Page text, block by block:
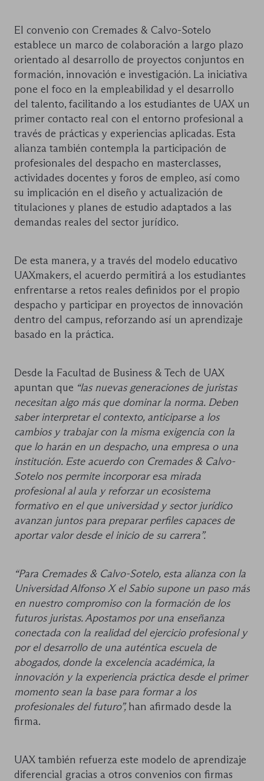
El convenio con Cremades & Calvo-Sotelo
establece un marco de colaboración a largo plazo
orientado al desarrollo de proyectos conjuntos en
formación, innovación e investigación. La iniciativa
pone el foco en la empleabilidad y el desarrollo
del talento, facilitando a los estudiantes de UAX un
primer contacto real con el entorno profesional a
través de prácticas y experiencias aplicadas. Esta
alianza también contempla la participación de
profesionales del despacho en masterclasses,
actividades docentes y foros de empleo, así como
su implicación en el diseño y actualización de
titulaciones y planes de estudio adaptados a las
demandas reales del sector jurídico.
De esta manera, y a través del modelo educativo
UAXmakers, el acuerdo permitirá a los estudiantes
enfrentarse a retos reales definidos por el propio
despacho y participar en proyectos de innovación
dentro del campus, reforzando así un aprendizaje
basado en la práctica.
Desde la Facultad de Business & Tech de UAX
apuntan que “las nuevas generaciones de juristas
necesitan algo más que dominar la norma. Deben
saber interpretar el contexto, anticiparse a los
cambios y trabajar con la misma exigencia con la
que lo harán en un despacho, una empresa o una
institución. Este acuerdo con Cremades & Calvo-
Sotelo nos permite incorporar esa mirada
profesional al aula y reforzar un ecosistema
formativo en el que universidad y sector jurídico
avanzan juntos para preparar perfiles capaces de
aportar valor desde el inicio de su carrera”.
“Para Cremades & Calvo-Sotelo, esta alianza con la
Universidad Alfonso X el Sabio supone un paso más
en nuestro compromiso con la formación de los
futuros juristas. Apostamos por una enseñanza
conectada con la realidad del ejercicio profesional y
por el desarrollo de una auténtica escuela de
abogados, donde la excelencia académica, la
innovación y la experiencia práctica desde el primer
momento sean la base para formar a los
profesionales del futuro”,han afirmado desde la
firma.
UAX también refuerza este modelo de aprendizaje
diferencial gracias a otros convenios con firmas